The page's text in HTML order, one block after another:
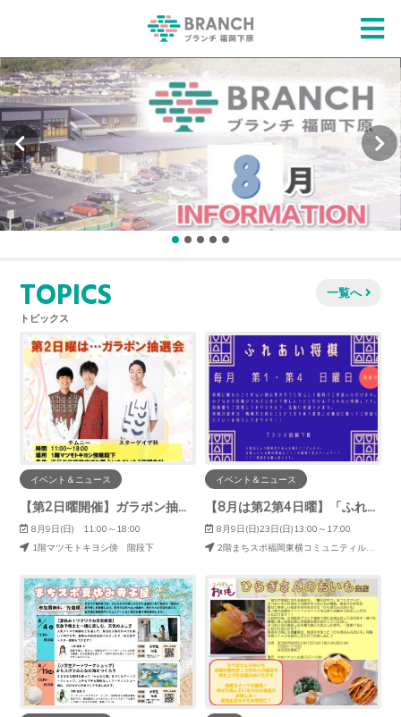
TOPICS
トピックス
一覧へ
イベント＆ニュース
【第2日曜開催】ガラポン抽選会で素敵な賞品が当たる！
8月9日(日) 11:00～18:00
1階マツモトキヨシ傍 階段下
イベント＆ニュース
【8月は第2第4日曜】「ふれあい将棋」開催☆
8月9日(日)23日(日)13:00～17:00
2階まちスポ福岡東横コミュニティルーム